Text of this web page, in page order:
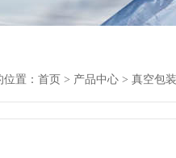
置： 首页 > 产品中心 > 真空包